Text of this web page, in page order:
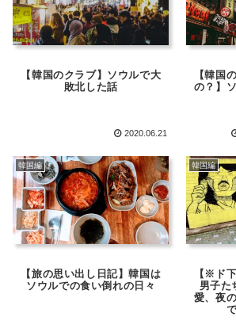
【韓国のクラブ】ソウルで大
敗北した話
2020.06.21
【韓国
の？】
韓国編
【旅の思い出し日記】韓国は
ソウルでの食い倒れの日々
韓国編
【※ド
男子た
愛、夜